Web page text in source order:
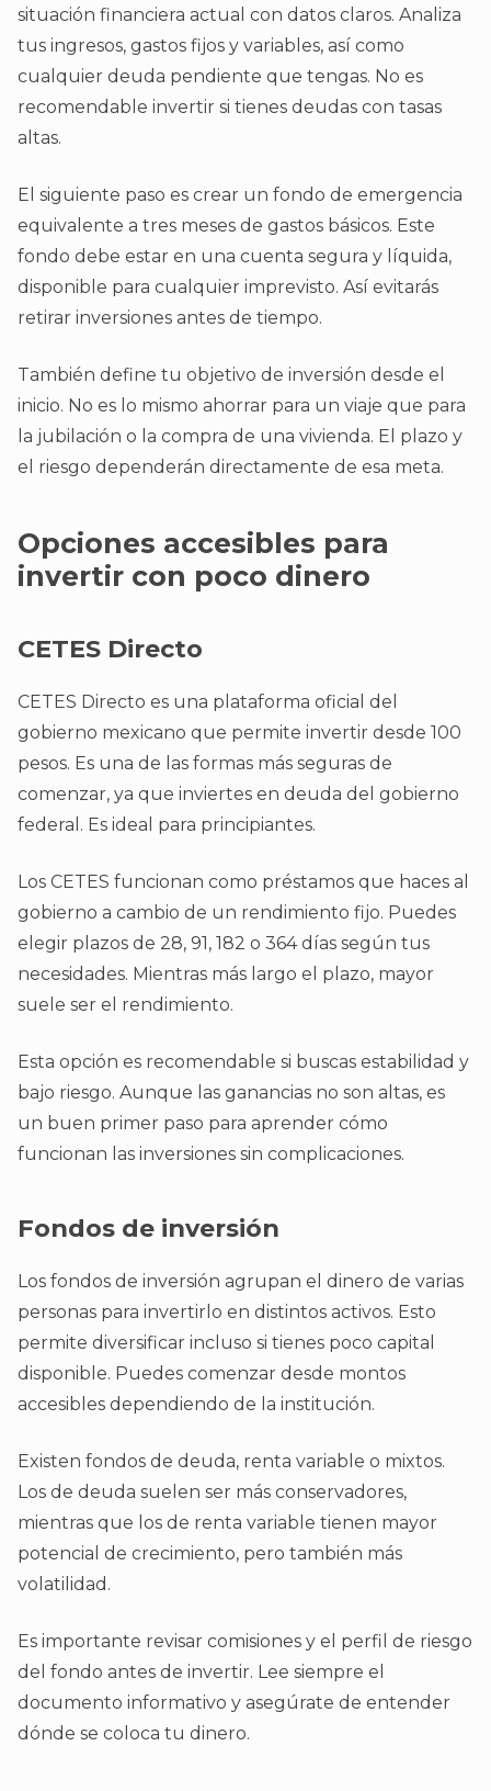
situación financiera actual con datos claros. Analiza
tus ingresos, gastos fijos y variables, así como
cualquier deuda pendiente que tengas. No es
recomendable invertir si tienes deudas con tasas
altas.
El siguiente paso es crear un fondo de emergencia
equivalente a tres meses de gastos básicos. Este
fondo debe estar en una cuenta segura y líquida,
disponible para cualquier imprevisto. Así evitarás
retirar inversiones antes de tiempo.
También define tu objetivo de inversión desde el
inicio. No es lo mismo ahorrar para un viaje que para
la jubilación o la compra de una vivienda. El plazo y
el riesgo dependerán directamente de esa meta.
Opciones accesibles para
invertir con poco dinero
CETES Directo
CETES Directo es una plataforma oficial del
gobierno mexicano que permite invertir desde 100
pesos. Es una de las formas más seguras de
comenzar, ya que inviertes en deuda del gobierno
federal. Es ideal para principiantes.
Los CETES funcionan como préstamos que haces al
gobierno a cambio de un rendimiento fijo. Puedes
elegir plazos de 28, 91, 182 o 364 días según tus
necesidades. Mientras más largo el plazo, mayor
suele ser el rendimiento.
Esta opción es recomendable si buscas estabilidad y
bajo riesgo. Aunque las ganancias no son altas, es
un buen primer paso para aprender cómo
funcionan las inversiones sin complicaciones.
Fondos de inversión
Los fondos de inversión agrupan el dinero de varias
personas para invertirlo en distintos activos. Esto
permite diversificar incluso si tienes poco capital
disponible. Puedes comenzar desde montos
accesibles dependiendo de la institución.
Existen fondos de deuda, renta variable o mixtos.
Los de deuda suelen ser más conservadores,
mientras que los de renta variable tienen mayor
potencial de crecimiento, pero también más
volatilidad.
Es importante revisar comisiones y el perfil de riesgo
del fondo antes de invertir. Lee siempre el
documento informativo y asegúrate de entender
dónde se coloca tu dinero.